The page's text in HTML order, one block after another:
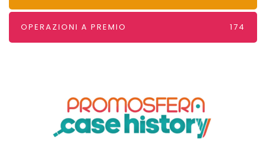
OPERAZIONI A PREMIO 174